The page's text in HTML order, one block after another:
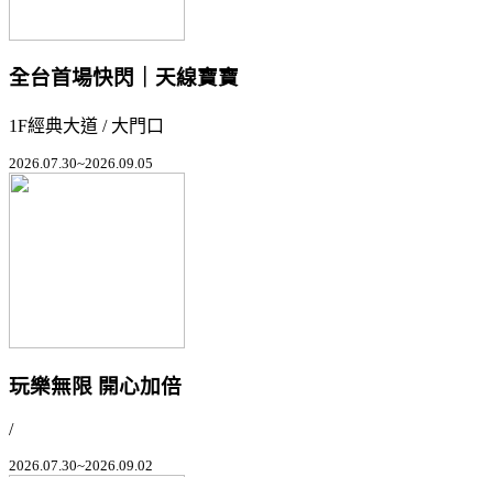
全台首場快閃｜天線寶寶
1F經典大道 / 大門口
2026.07.30~2026.09.05
玩樂無限 開心加倍
/
2026.07.30~2026.09.02